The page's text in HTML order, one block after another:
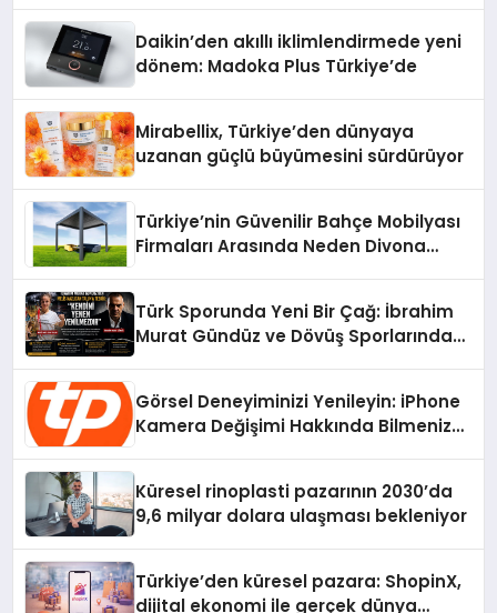
Daikin’den akıllı iklimlendirmede yeni
dönem: Madoka Plus Türkiye’de
Mirabellix, Türkiye’den dünyaya
uzanan güçlü büyümesini sürdürüyor
Türkiye’nin Güvenilir Bahçe Mobilyası
Firmaları Arasında Neden Divona
Türk Sporunda Yeni Bir Çağ: İbrahim
Murat Gündüz ve Dövüş Sporlarında
Görsel Deneyiminizi Yenileyin: iPhone
Kamera Değişimi Hakkında Bilmeniz
Küresel rinoplasti pazarının 2030’da
9,6 milyar dolara ulaşması bekleniyor
Türkiye’den küresel pazara: ShopinX,
dijital ekonomi ile gerçek dünya